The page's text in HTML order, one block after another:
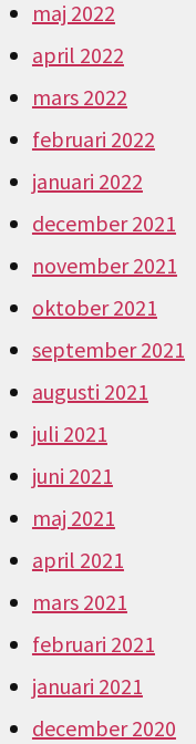
maj 2022
april 2022
mars 2022
februari 2022
januari 2022
december 2021
november 2021
oktober 2021
september 2021
augusti 2021
juli 2021
juni 2021
maj 2021
april 2021
mars 2021
februari 2021
januari 2021
december 2020